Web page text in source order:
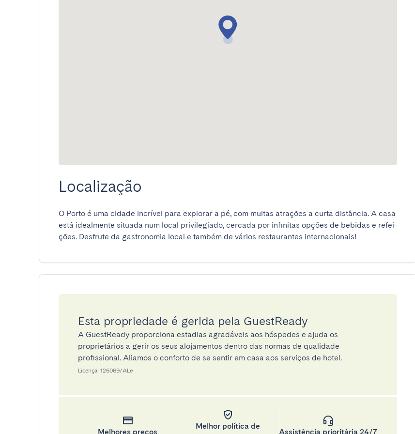
Localização
O Porto é uma cidade incrível para explorar a pé, com muitas atrações a curta distância. A casa
está idealmente situada num local privilegiado, cercada por infinitas opções de bebidas e refei-
ções. Desfrute da gastronomia local e também de vários restaurantes internacionais!
Esta propriedade é gerida pela GuestReady
A GuestReady proporciona estadias agradáveis aos hóspedes e ajuda os
proprietários a gerir os seus alojamentos dentro das normas de qualidade
profissional. Aliamos o conforto de se sentir em casa aos serviços de hotel.
Licença: 126069/ALe
Melhores preços
Melhor política de
Assistência prioritária 24/7